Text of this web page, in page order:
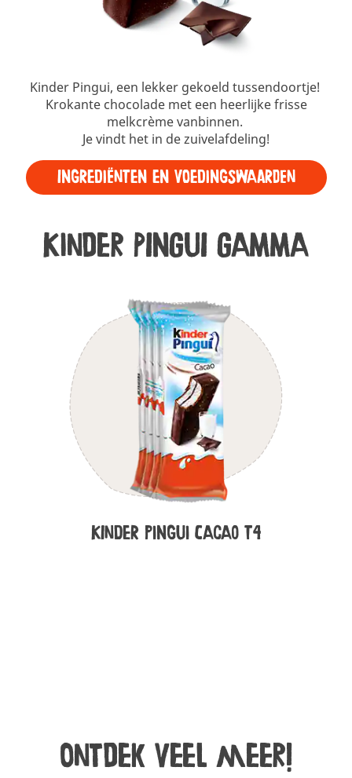
Kinder Pingui, een lekker gekoeld tussendoortje!
Krokante chocolade met een heerlijke frisse
melkcrème vanbinnen.
Je vindt het in de zuivelafdeling!
Ingrediënten en voedingswaarden
Kinder PINGUI GAMMA
Kinder Pingui Cacao T4
Ontdek veel meer!